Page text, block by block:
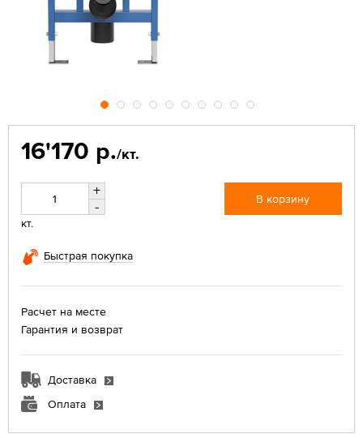
16'170 р./кт.
+
-
кт.
В корзину
Быстрая покупка
Расчет на месте
Гарантия и возврат
Доставка
Оплата